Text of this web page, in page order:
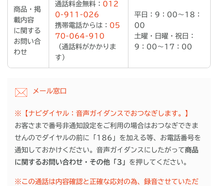
商品・掲
載内容
に関する
お問い合
わせ
通話料金無料： 012
0-911-026
携帯電話からは： 05
70-064-910
（通話料がかかりま
す）
平日：9：00～18：
00
土曜・日曜・祝日：
9：00～17：00
メール窓口
※【ナビダイヤル：音声ガイダンスでおつなぎします。】
お客さまで番号非通知設定をご利用の場合はおつなぎできま
せんのでダイヤルの前に「186」を加える等、お電話番号を
通知しておかけください。音声ガイダンスにしたがって商品
に関するお問い合わせ・その他「3」 を押してください。
※この通話は内容確認と正確な応対の為、録音させていただ